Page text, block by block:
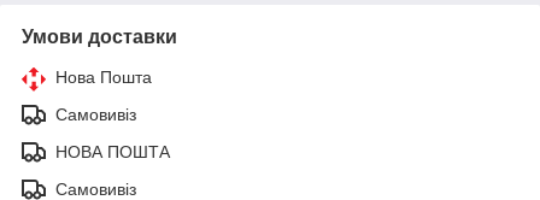
Умови доставки
Нова Пошта
Самовивіз
НОВА ПОШТА
Самовивіз